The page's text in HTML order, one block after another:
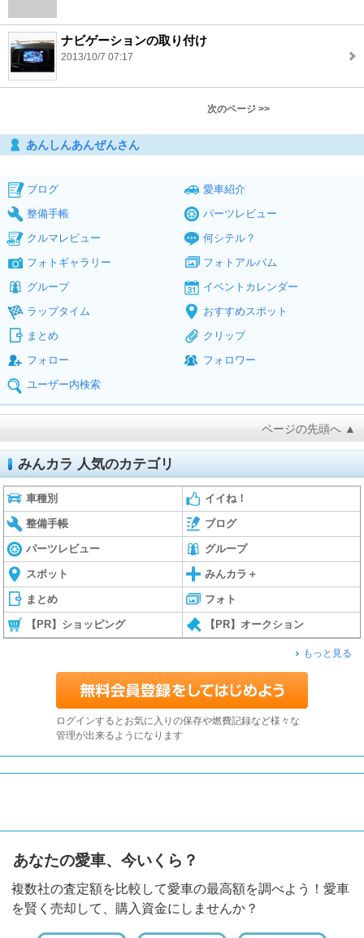
ナビゲーションの取り付け
2013/10/7 07:17
次のページ >>
あんしんあんぜんさん
ブログ
愛車紹介
整備手帳
パーツレビュー
クルマレビュー
何シテル？
フォトギャラリー
フォトアルバム
グループ
イベントカレンダー
ラップタイム
おすすめスポット
まとめ
クリップ
フォロー
フォロワー
ユーザー内検索
ページの先頭へ ▲
みんカラ 人気のカテゴリ
車種別 イイね！
整備手帳 ブログ
パーツレビュー グループ
スポット みんカラ＋
まとめ フォト
【PR】ショッピング 【PR】オークション
もっと見る
ログインするとお気に入りの保存や燃費記録など様々な
管理が出来るようになります
あなたの愛車、今いくら？
複数社の査定額を比較して愛車の最高額を調べよう！愛車
を賢く売却して、購入資金にしませんか？